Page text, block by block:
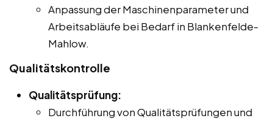
Anpassung der Maschinenparameter und
Arbeitsabläufe bei Bedarf in Blankenfelde-
Mahlow.
Qualitätskontrolle
Qualitätsprüfung:
Durchführung von Qualitätsprüfungen und